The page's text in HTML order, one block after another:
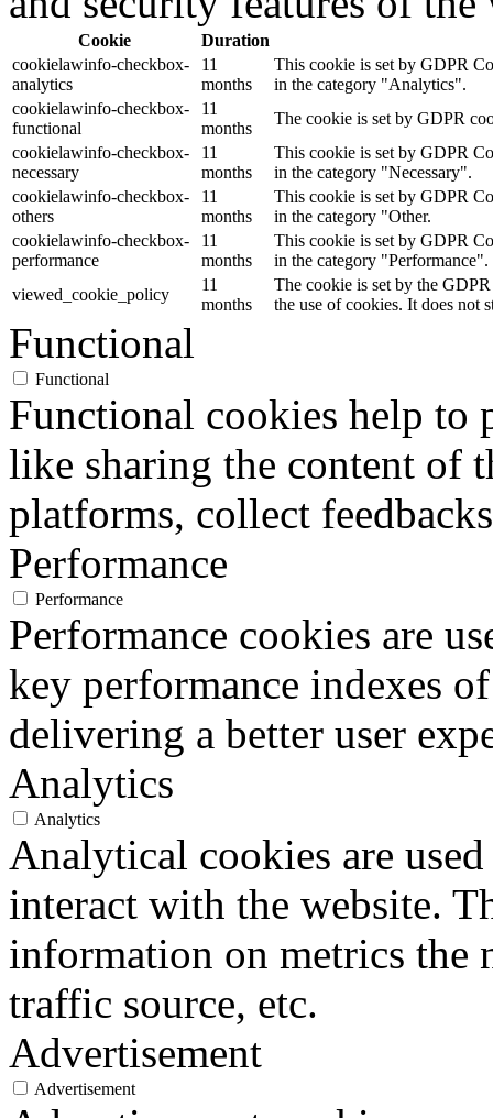
Cookie
Duration
cookielawinfo-checkbox-
analytics
11
months
This cookie is set by GDPR
in the category "Analytics".
cookielawinfo-checkbox-
functional
11
months
The cookie is set by GDPR
cookielawinfo-checkbox-
necessary
11
months
This cookie is set by GDPR
in the category "Necessary".
cookielawinfo-checkbox-
others
11
months
This cookie is set by GDPR
in the category "Other.
cookielawinfo-checkbox-
performance
11
months
This cookie is set by GDPR
in the category "Performance".
viewed_cookie_policy
11
months
The cookie is set by the
the use of cookies. It does not
Functional
Functional
Functional cookies help to
like sharing the content of
platforms, collect
Performance
Performance
Performance cookies are
key performance indexes
delivering a better user
Analytics
Analytics
Analytical cookies are
interact with the website.
information on metrics the
traffic source, etc.
Advertisement
Advertisement